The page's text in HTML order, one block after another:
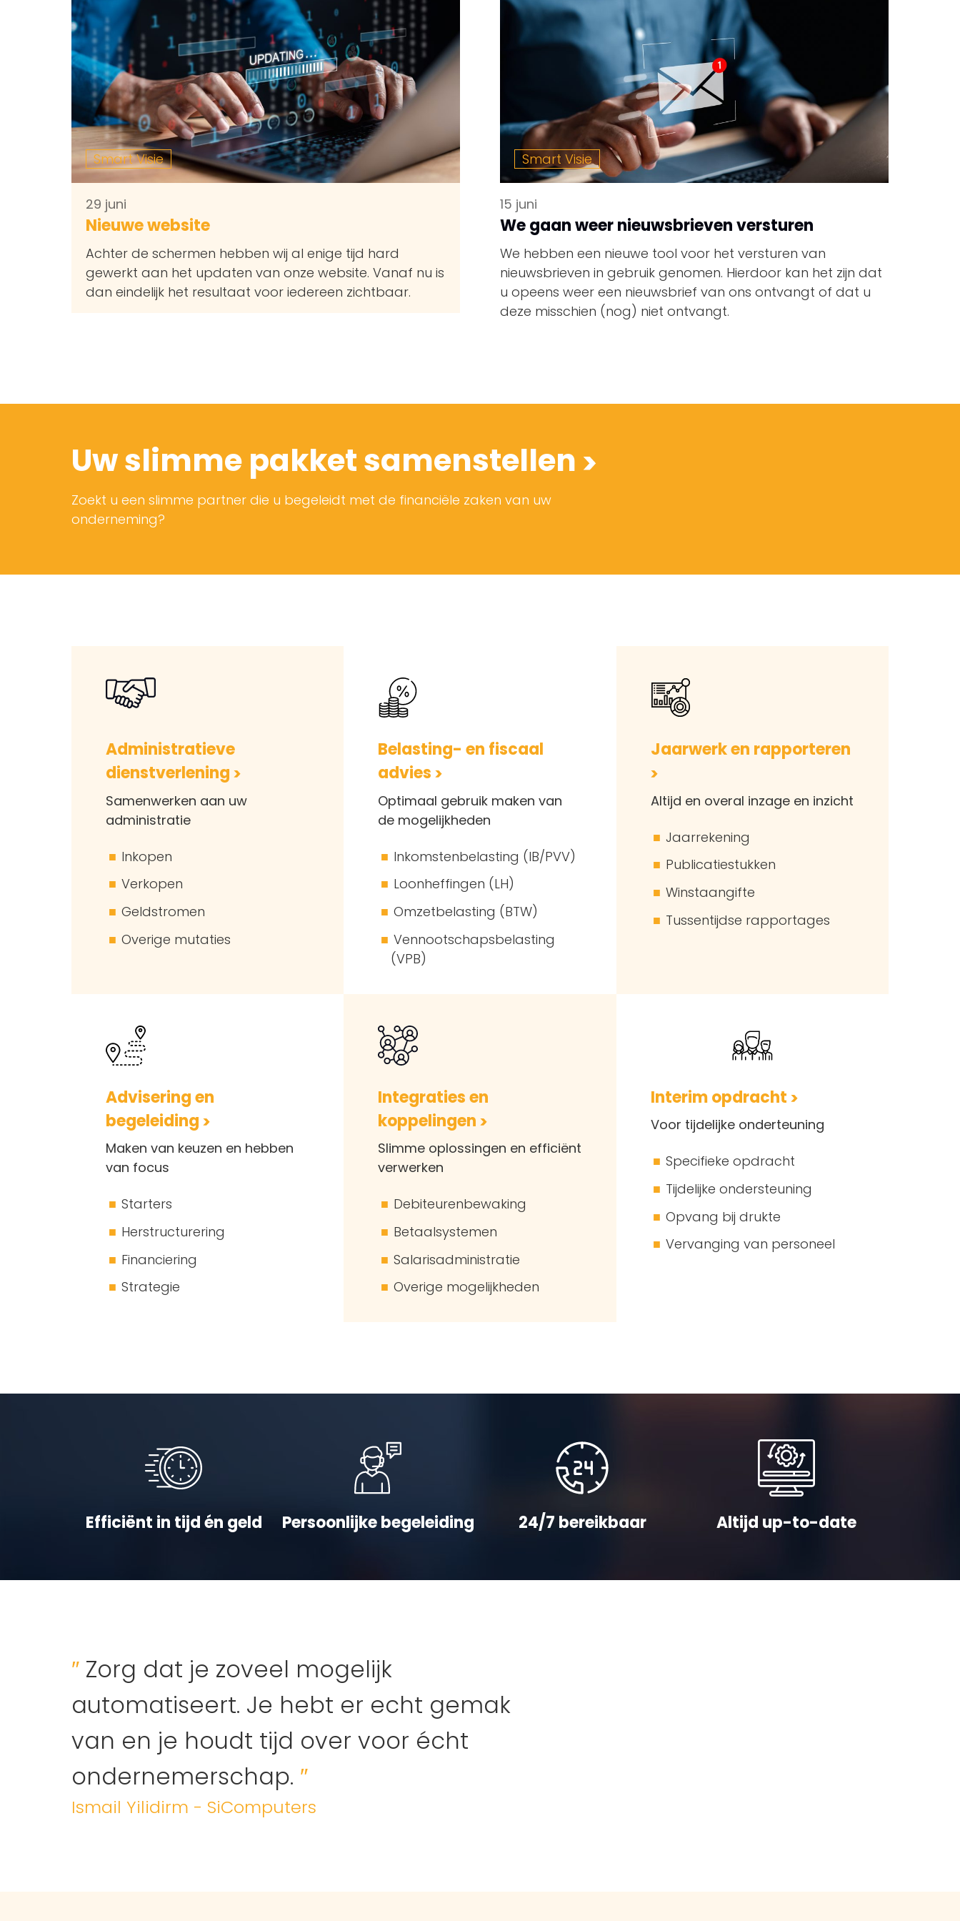
Smart Visie
29 juni
Nieuwe website
Achter de schermen hebben wij al enige tijd hard
gewerkt aan het updaten van onze website. Vanaf nu is
dan eindelijk het resultaat voor iedereen zichtbaar.
Smart Visie
15 juni
We gaan weer nieuwsbrieven versturen
We hebben een nieuwe tool voor het versturen van
nieuwsbrieven in gebruik genomen. Hierdoor kan het zijn dat
u opeens weer een nieuwsbrief van ons ontvangt of dat u
deze misschien (nog) niet ontvangt.
Uw slimme pakket samenstellen
Zoekt u een slimme partner die u begeleidt met de financiële zaken van uw
onderneming?
Administratieve
dienstverlening
Samenwerken aan uw
administratie
Inkopen
Verkopen
Geldstromen
Overige mutaties
Belasting- en fiscaal
advies
Optimaal gebruik maken van
de mogelijkheden
Inkomstenbelasting (IB/PVV)
Loonheffingen (LH)
Omzetbelasting (BTW)
Vennootschapsbelasting
(VPB)
Jaarwerk en rapporteren
Altijd en overal inzage en inzicht
Jaarrekening
Publicatiestukken
Winstaangifte
Tussentijdse rapportages
Advisering en
begeleiding
Maken van keuzen en hebben
van focus
Starters
Herstructurering
Financiering
Strategie
Integraties en
koppelingen
Slimme oplossingen en efficiënt
verwerken
Debiteurenbewaking
Betaalsystemen
Salarisadministratie
Overige mogelijkheden
Interim opdracht
Voor tijdelijke onderteuning
Specifieke opdracht
Tijdelijke ondersteuning
Opvang bij drukte
Vervanging van personeel
Efficiënt in tijd én geld Persoonlijke begeleiding 24/7 bereikbaar Altijd up-to-date
″ Zorg dat je zoveel mogelijk
automatiseert. Je hebt er echt gemak
van en je houdt tijd over voor écht
ondernemerschap. ″
Ismail Yilidirm - SiComputers